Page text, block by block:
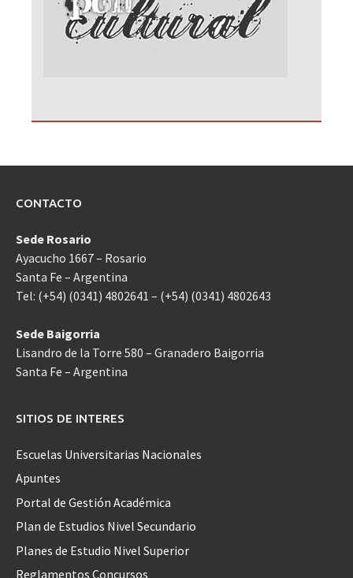
CONTACTO
Sede Rosario
Ayacucho 1667 – Rosario
Santa Fe – Argentina
Tel: (+54) (0341) 4802641 – (+54) (0341) 4802643
Sede Baigorria
Lisandro de la Torre 580 – Granadero Baigorria
Santa Fe – Argentina
SITIOS DE INTERES
Escuelas Universitarias Nacionales
Apuntes
Portal de Gestión Académica
Plan de Estudios Nivel Secundario
Planes de Estudio Nivel Superior
Reglamentos Concursos